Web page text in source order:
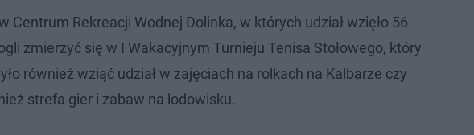
Centrum Rekreacji Wodnej Dolinka, w których udział wzięło 56
zmierzyć się w I Wakacyjnym Turnieju Tenisa Stołowego, który
również wziąć udział w zajęciach na rolkach na Kalbarze czy
strefa gier i zabaw na lodowisku.